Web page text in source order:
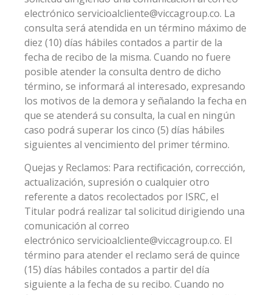
electrónico servicioalcliente@viccagroup.co. La
consulta será atendida en un término máximo de
diez (10) días hábiles contados a partir de la
fecha de recibo de la misma. Cuando no fuere
posible atender la consulta dentro de dicho
término, se informará al interesado, expresando
los motivos de la demora y señalando la fecha en
que se atenderá su consulta, la cual en ningún
caso podrá superar los cinco (5) días hábiles
siguientes al vencimiento del primer término.
Quejas y Reclamos: Para rectificación, corrección,
actualización, supresión o cualquier otro
referente a datos recolectados por ISRC, el
Titular podrá realizar tal solicitud dirigiendo una
comunicación al correo
electrónico servicioalcliente@viccagroup.co. El
término para atender el reclamo será de quince
(15) días hábiles contados a partir del día
siguiente a la fecha de su recibo. Cuando no